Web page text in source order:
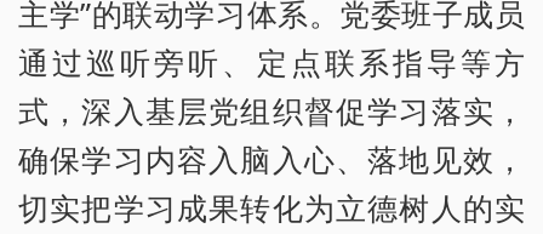
主学”的联动学习体系。党委班子成员
通过巡听旁听、定点联系指导等方
式，深入基层党组织督促学习落实，
确保学习内容入脑入心、落地见效，
切实把学习成果转化为立德树人的实